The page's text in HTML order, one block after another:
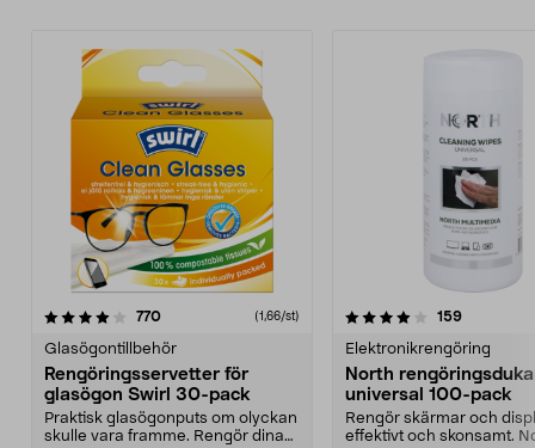
770recensioner (1,66/st)
Glasögontillbehör
Rengöringsservetter för
glasögon Swirl 30-pack
Praktisk glasögonputs om olyckan
skulle vara framme. Rengör dina
4.0 av 5 stjärnor 159
Elektronikrengöring
North
universal 100-pack
Rengör skärmar och
effektivt och skonsamt.
5.0 av 5 stjärnor